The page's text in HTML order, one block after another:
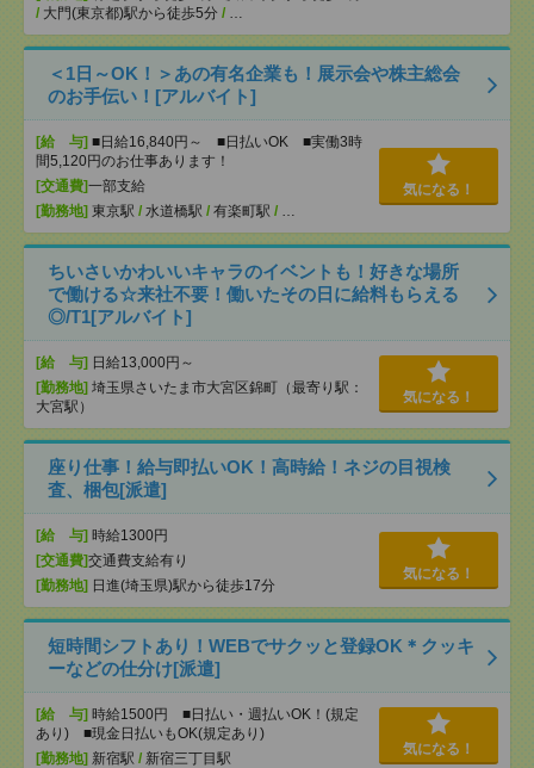
/ 大門(東京都)駅から徒歩5分 / …
＜1日～OK！＞あの有名企業も！展示会や株主総会
のお手伝い！[アルバイト]
[給 与] ■日給16,840円～ ■日払いOK ■実働3時
間5,120円のお仕事あります！
[交通費]一部支給
[勤務地] 東京駅 / 水道橋駅 / 有楽町駅 / …
気になる！
ちいさいかわいいキャラのイベントも！好きな場所
で働ける☆来社不要！働いたその日に給料もらえる
◎/T1[アルバイト]
[給 与] 日給13,000円～
[勤務地] 埼玉県さいたま市大宮区錦町（最寄り駅：
大宮駅）
気になる！
座り仕事！給与即払いOK！高時給！ネジの目視検
査、梱包[派遣]
[給 与] 時給1300円
[交通費]交通費支給有り
[勤務地] 日進(埼玉県)駅から徒歩17分
気になる！
短時間シフトあり！WEBでサクッと登録OK＊クッキ
ーなどの仕分け[派遣]
[給 与] 時給1500円 ■日払い・週払いOK！(規定
あり) ■現金日払いもOK(規定あり)
[勤務地] 新宿駅 / 新宿三丁目駅
気になる！